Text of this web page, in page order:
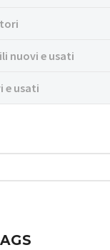
nuovi e usati
e usati